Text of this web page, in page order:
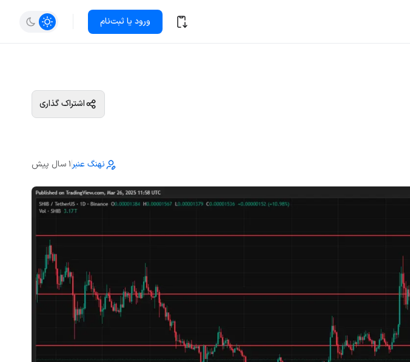
ورود یا ثبت‌نام
اشتراک گذاری
نهنگ عنبر1 سال پیش